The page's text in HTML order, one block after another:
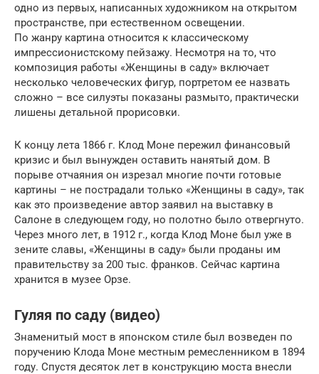
одно из первых, написанных художником на открытом
пространстве, при естественном освещении.
По жанру картина относится к классическому
импрессионистскому пейзажу. Несмотря на то, что
композиция работы «Женщины в саду» включает
несколько человеческих фигур, портретом ее назвать
сложно – все силуэты показаны размыто, практически
лишены детальной прорисовки.
К концу лета 1866 г. Клод Моне пережил финансовый
кризис и был вынужден оставить нанятый дом. В
порыве отчаяния он изрезал многие почти готовые
картины – не пострадали только «Женщины в саду», так
как это произведение автор заявил на выставку в
Салоне в следующем году, но полотно было отвергнуто.
Через много лет, в 1912 г., когда Клод Моне был уже в
зените славы, «Женщины в саду» были проданы им
правительству за 200 тыс. франков. Сейчас картина
хранится в музее Орзе.
Гуляя по саду (видео)
Знаменитый мост в японском стиле был возведен по
поручению Клода Моне местным ремесленником в 1894
году. Спустя десяток лет в конструкцию моста внесли